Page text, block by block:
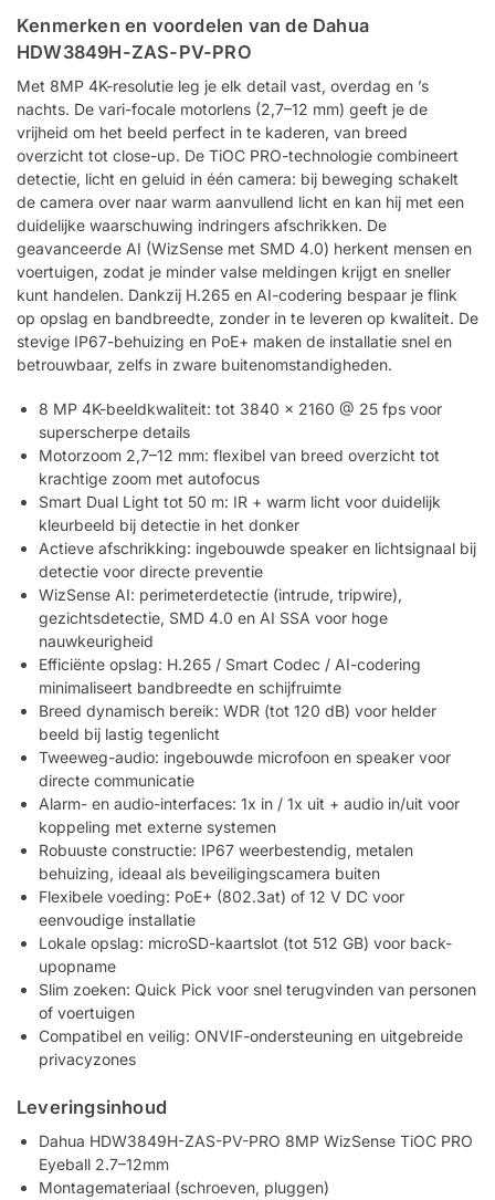
Kenmerken en voordelen van de Dahua
HDW3849H-ZAS-PV-PRO
Met 8MP 4K-resolutie leg je elk detail vast, overdag en ’s
nachts. De vari-focale motorlens (2,7–12 mm) geeft je de
vrijheid om het beeld perfect in te kaderen, van breed
overzicht tot close-up. De TiOC PRO-technologie combineert
detectie, licht en geluid in één camera: bij beweging schakelt
de camera over naar warm aanvullend licht en kan hij met een
duidelijke waarschuwing indringers afschrikken. De
geavanceerde AI (WizSense met SMD 4.0) herkent mensen en
voertuigen, zodat je minder valse meldingen krijgt en sneller
kunt handelen. Dankzij H.265 en AI-codering bespaar je flink
op opslag en bandbreedte, zonder in te leveren op kwaliteit. De
stevige IP67-behuizing en PoE+ maken de installatie snel en
betrouwbaar, zelfs in zware buitenomstandigheden.
8 MP 4K-beeldkwaliteit: tot 3840 x 2160 @ 25 fps voor
superscherpe details
Motorzoom 2,7–12 mm: flexibel van breed overzicht tot
krachtige zoom met autofocus
Smart Dual Light tot 50 m: IR + warm licht voor duidelijk
kleurbeeld bij detectie in het donker
Actieve afschrikking: ingebouwde speaker en lichtsignaal bij
detectie voor directe preventie
WizSense AI: perimeterdetectie (intrude, tripwire),
gezichtsdetectie, SMD 4.0 en AI SSA voor hoge
nauwkeurigheid
Efficiënte opslag: H.265 / Smart Codec / AI-codering
minimaliseert bandbreedte en schijfruimte
Breed dynamisch bereik: WDR (tot 120 dB) voor helder
beeld bij lastig tegenlicht
Tweeweg-audio: ingebouwde microfoon en speaker voor
directe communicatie
Alarm- en audio-interfaces: 1x in / 1x uit + audio in/uit voor
koppeling met externe systemen
Robuuste constructie: IP67 weerbestendig, metalen
behuizing, ideaal als beveiligingscamera buiten
Flexibele voeding: PoE+ (802.3at) of 12 V DC voor
eenvoudige installatie
Lokale opslag: microSD-kaartslot (tot 512 GB) voor back-
upopname
Slim zoeken: Quick Pick voor snel terugvinden van personen
of voertuigen
Compatibel en veilig: ONVIF-ondersteuning en uitgebreide
privacyzones
Leveringsinhoud
Dahua HDW3849H-ZAS-PV-PRO 8MP WizSense TiOC PRO
Eyeball 2.7–12mm
Montagemateriaal (schroeven, pluggen)